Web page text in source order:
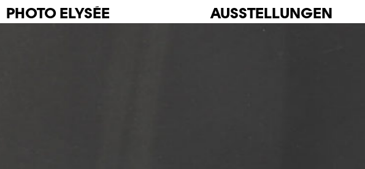
PHOTO ELYSÉE AUSSTELLUNGEN